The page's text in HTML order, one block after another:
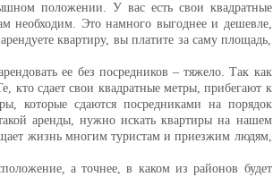
положении. У вас есть свои квадратные
необходим. Это намного выгоднее и дешевле,
квартиру, вы платите за саму площадь,
ее без посредников – тяжело. Так как
сдает свои квадратные метры, прибегают к
которые сдаются посредниками на порядок
аренды, нужно искать квартиры на нашем
жизнь многим туристам и приезжим людям,
а точнее, в каком из районов будет